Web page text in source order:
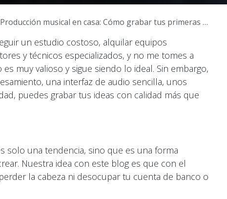
Producción musical en casa: Cómo grabar tus primeras demos con calidad y claridad
un estudio costoso, alquilar equipos
y técnicos especializados, y no me tomes a
muy valioso y sigue siendo lo ideal. Sin embargo,
una interfaz de audio sencilla, unos
puedes grabar tus ideas con calidad más que
solo una tendencia, sino que es una forma
Nuestra idea con este blog es que con el
la cabeza ni desocupar tu cuenta de banco o